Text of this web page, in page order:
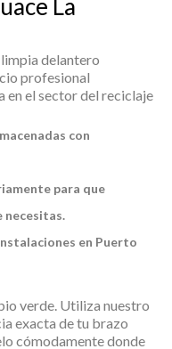
La
delantero
profesional
en el sector del reciclaje
con
para que
necesitas.
en Puerto
verde. Utiliza nuestro
exacta de tu brazo
cómodamente donde